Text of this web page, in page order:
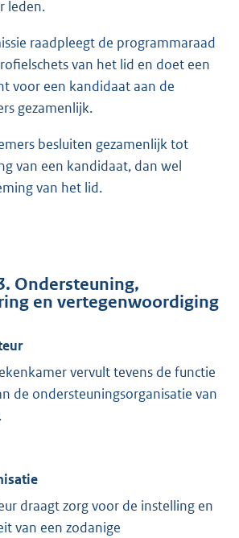
leden.
raadpleegt de programmaraad
van het lid en doet een
voor een kandidaat aan de
gezamenlijk.
besluiten gezamenlijk tot
van een kandidaat, dan wel
van het lid.
Ondersteuning,
en vertegenwoordiging
vervult tevens de functie
de ondersteuningsorganisatie van
draagt zorg voor de instelling en
van een zodanige